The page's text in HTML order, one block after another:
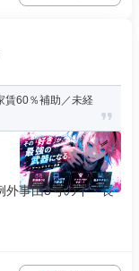
賃60％補助／未経
外事由3号のイ・長